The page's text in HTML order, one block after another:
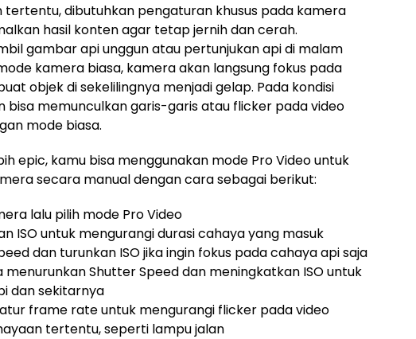
tertentu, dibutuhkan pengaturan khusus pada kamera
hasil konten agar tetap jernih dan cerah.
gambar api unggun atau pertunjukan api di malam
kamera biasa, kamera akan langsung fokus pada
objek di sekelilingnya menjadi gelap. Pada kondisi
memunculkan garis-garis atau flicker pada video
mode biasa.
epic, kamu bisa menggunakan mode Pro Video untuk
secara manual dengan cara sebagai berikut:
lalu pilih mode Pro Video
ISO untuk mengurangi durasi cahaya yang masuk
dan turunkan ISO jika ingin fokus pada cahaya api saja
menurunkan Shutter Speed dan meningkatkan ISO untuk
dan sekitarnya
frame rate untuk mengurangi flicker pada video
tertentu, seperti lampu jalan